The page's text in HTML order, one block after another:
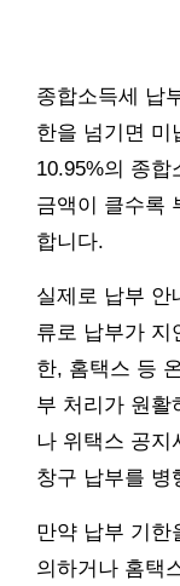
종합소득세 납
한을 넘기면 미
10.95%의 종
금액이 클수록
합니다.
실제로 납부 안
류로 납부가 지
한, 홈택스 등
부 처리가 원활
나 위택스 공지
창구 납부를 병
만약 납부 기한
의하거나 홈택